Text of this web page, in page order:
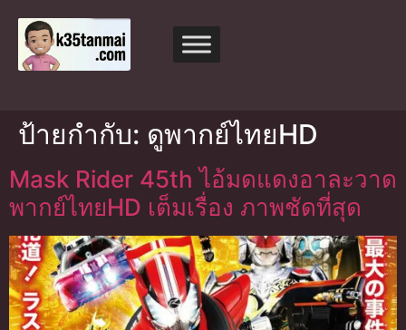
ป้ายกำกับ: ดูพากย์ไทยHD
Mask Rider 45th ไอ้มดแดงอาละวาด
พากย์ไทยHD เต็มเรื่อง ภาพชัดที่สุด